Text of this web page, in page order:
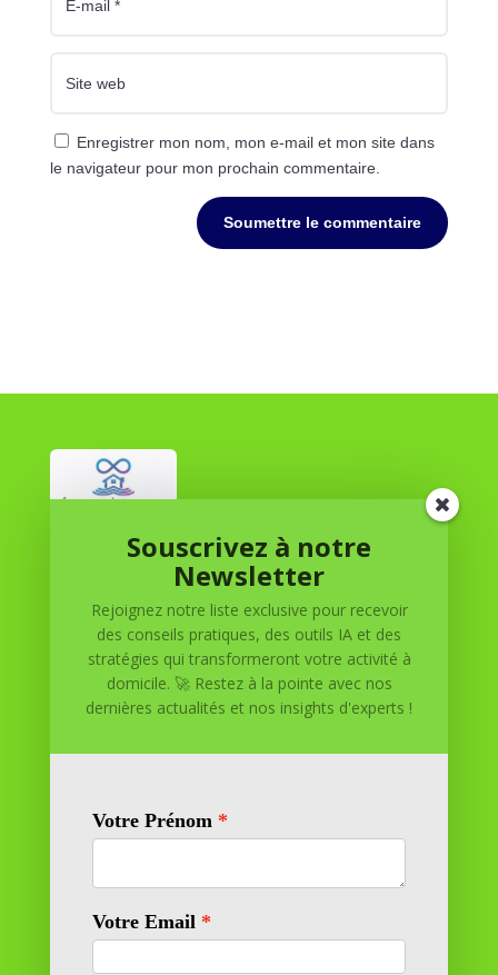
Enregistrer mon nom, mon e-mail et mon site dans
le navigateur pour mon prochain commentaire.
Soumettre le commentaire
Réussite à Domicile
Réussite à Domicile est votre partenaire de confiance
pour atteindre vos objectifs depuis le confort de votre
maison. Nous offrons des solutions personnalisées pour
vous aider à réussir.
11 rue Richelieu
69100 VILLEURBANNE
Souscrivez à notre
Newsletter
Rejoignez notre liste exclusive pour recevoir
des conseils pratiques, des outils IA et des
stratégies qui transformeront votre activité à
domicile. 🚀 Restez à la pointe avec nos
dernières actualités et nos insights d'experts !